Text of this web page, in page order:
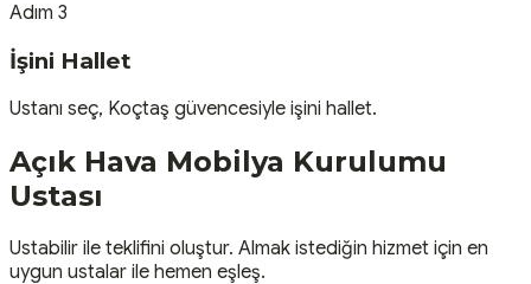
Adım 3
İşini Hallet
Ustanı seç, Koçtaş güvencesiyle işini hallet.
Açık Hava Mobilya Kurulumu
Ustası
Ustabilir ile teklifini oluştur. Almak istediğin hizmet için en
uygun ustalar ile hemen eşleş.